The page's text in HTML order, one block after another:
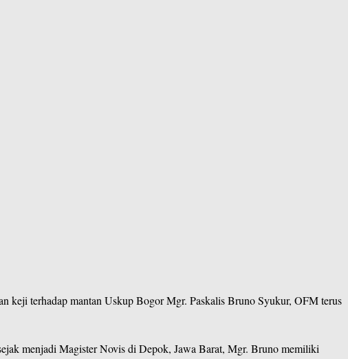
keji terhadap mantan Uskup Bogor Mgr. Paskalis Bruno Syukur, OFM terus
menjadi Magister Novis di Depok, Jawa Barat, Mgr. Bruno memiliki